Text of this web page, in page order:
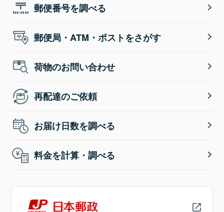
郵便番号を調べる
郵便局・ATM・ポストをさがす
荷物のお問い合わせ
再配達のご依頼
お届け日数を調べる
料金を計算・調べる